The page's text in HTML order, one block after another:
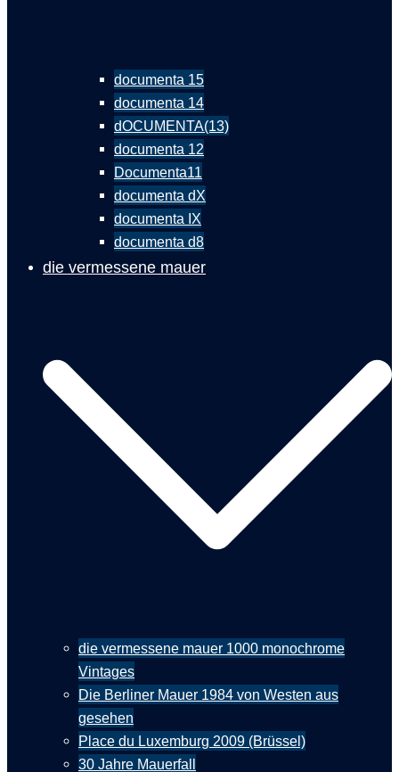
documenta 15
documenta 14
dOCUMENTA(13)
documenta 12
Documenta11
documenta dX
documenta IX
documenta d8
die vermessene mauer
die vermessene mauer 1000 monochrome
Vintages
Die Berliner Mauer 1984 von Westen aus
gesehen
Place du Luxemburg 2009 (Brüssel)
30 Jahre Mauerfall